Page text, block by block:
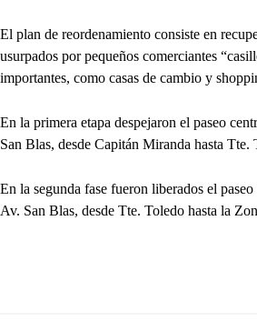
El plan de reordenamiento consiste en
usurpados por pequeños comerciantes
importantes, como casas de cambio y
En la primera etapa despejaron el paseo
San Blas, desde Capitán Miranda hasta Tte.
En la segunda fase fueron liberados el
Av. San Blas, desde Tte. Toledo hasta la